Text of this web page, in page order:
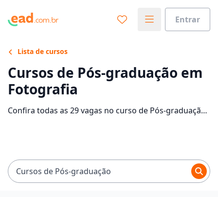
Entrar
Lista de cursos
Cursos de Pós-graduação em
Fotografia
Confira todas as 29 vagas no curso de Pós-graduação
mensalidades.
Cursos de Pós-graduação